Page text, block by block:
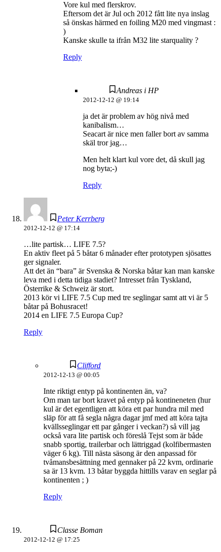
Vore kul med flerskrov.
Eftersom det är Jul och 2012 fått lite nya inslag
så önskas härmed en foiling M20 med vingmast :
)
Kanske skulle ta ifrån M32 lite starquality ?
Reply
Andreas i HP
2012-12-12 @ 19:14
ja det är problem av hög nivå med
kanibalism…
Seacart är nice men faller bort av samma
skäl tror jag…
Men helt klart kul vore det, då skull jag
nog byta;-)
Reply
Peter Kerrberg
2012-12-12 @ 17:14
…lite partisk… LIFE 7.5?
En aktiv fleet på 5 båtar 6 månader efter prototypen sjösattes
ger signaler.
Att det än “bara” är Svenska & Norska båtar kan man kanske
leva med i detta tidiga stadiet? Intresset från Tyskland,
Österrike & Schweiz är stort.
2013 kör vi LIFE 7.5 Cup med tre seglingar samt att vi är 5
båtar på Bohusracet!
2014 en LIFE 7.5 Europa Cup?
Reply
Clifford
2012-12-13 @ 00:05
Inte riktigt entyp på kontinenten än, va?
Om man tar bort kravet på entyp på kontineneten (hur
kul är det egentligen att köra ett par hundra mil med
släp för att få segla några dagar jmf med att köra tajta
kvällsseglingar ett par gånger i veckan?) så vill jag
också vara lite partisk och föreslå Tejst som är både
snabb sportig, trailerbar och lättriggad (kolfibermasten
väger 6 kg). Till nästa säsong är den anpassad för
tvåmansbesättning med gennaker på 22 kvm, ordinarie
sa är 13 kvm. 13 båtar byggda hittills varav en seglar på
kontinenten ; )
Reply
Classe Boman
2012-12-12 @ 17:25